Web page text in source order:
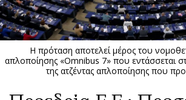
Πολιτική
Βουλευτικές 2026
Εκλογές 2024
Προεδρικές 2023
Δημοσκοπήσεις
Διπλωματία
Υγεία
Αγγελίες
Ζητούν
Η πρόταση αποτελεί μέρος του
απλοποίησης «Omnibus 7» που εντάσσεται
της ατζέντας απλοποίησης που